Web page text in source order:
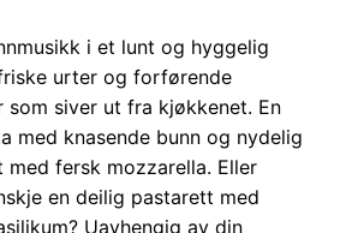
i et lunt og hyggelig
urter og forførende
som siver ut fra kjøkkenet. En
med knasende bunn og nydelig
fersk mozzarella. Eller
en deilig pastarett med
Uavhengig av din